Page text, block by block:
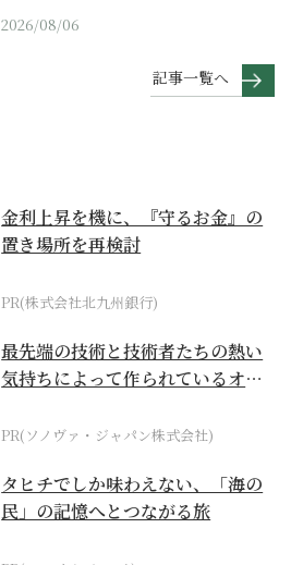
2026/08/06
記事一覧へ
金利上昇を機に、『守るお金』の
置き場所を再検討
PR(株式会社北九州銀行)
最先端の技術と技術者たちの熱い
気持ちによって作られているオー
PR(ソノヴァ・ジャパン株式会社)
タヒチでしか味わえない、「海の
民」の記憶へとつながる旅